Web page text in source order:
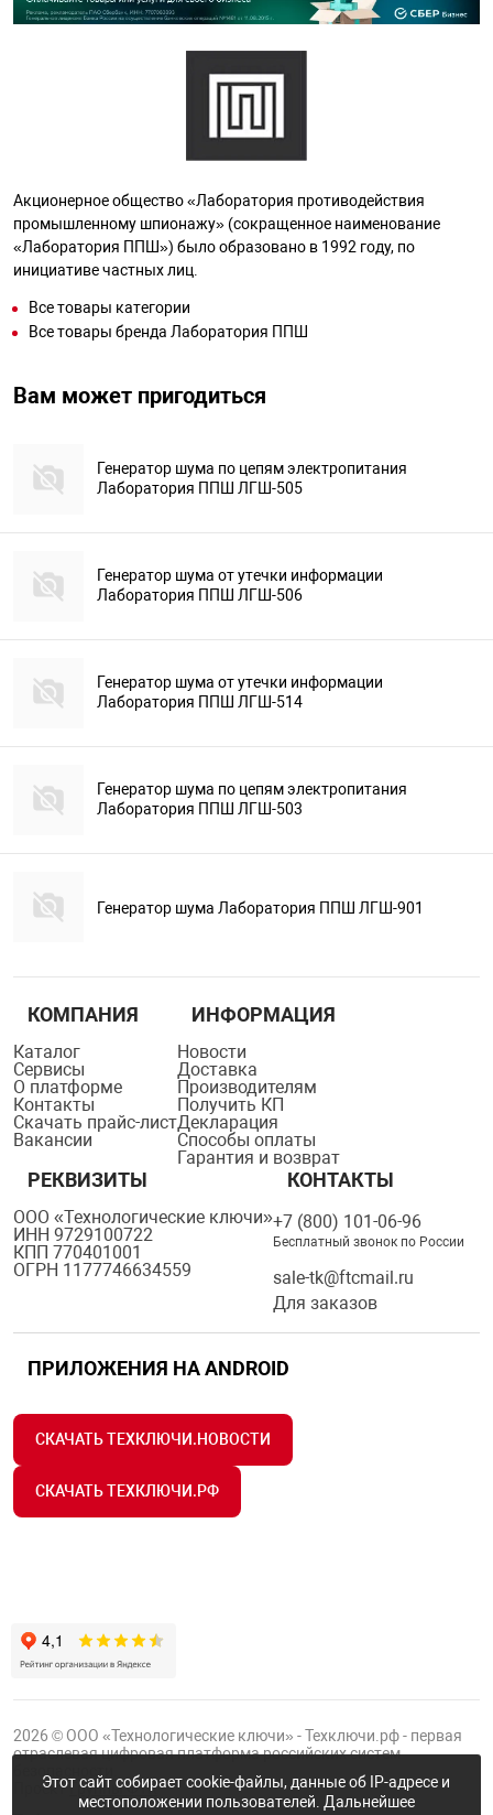
Акционерное общество «Лаборатория противодействия
промышленному шпионажу» (сокращенное наименование
«Лаборатория ППШ») было образовано в 1992 году, по
инициативе частных лиц.
Все товары категории
Все товары бренда Лаборатория ППШ
Вам может пригодиться
Генератор шума по цепям электропитания
Лаборатория ППШ ЛГШ-505
Генератор шума от утечки информации
Лаборатория ППШ ЛГШ-506
Генератор шума от утечки информации
Лаборатория ППШ ЛГШ-514
Генератор шума по цепям электропитания
Лаборатория ППШ ЛГШ-503
Генератор шума Лаборатория ППШ ЛГШ-901
КОМПАНИЯ
Каталог
Сервисы
О платформе
Контакты
Скачать прайс-лист
Вакансии
ИНФОРМАЦИЯ
Новости
Доставка
Производителям
Получить КП
Декларация
Способы оплаты
Гарантия и возврат
РЕКВИЗИТЫ
ООО «Технологические ключи»
ИНН 9729100722
КПП 770401001
ОГРН 1177746634559
КОНТАКТЫ
+7 (800) 101-06-96
Бесплатный звонок по России
sale-tk@ftcmail.ru
Для заказов
ПРИЛОЖЕНИЯ НА ANDROID
СКАЧАТЬ ТЕХКЛЮЧИ.НОВОСТИ
СКАЧАТЬ ТЕХКЛЮЧИ.РФ
2026 © ООО «Технологические ключи» - Техключи.рф - первая
отраслевая цифровая платформа российских систем
ПроектГруппы ФТК
Этот сайт собирает cookie-файлы, данные об IP-адресе и
местоположении пользователей. Дальнейшее